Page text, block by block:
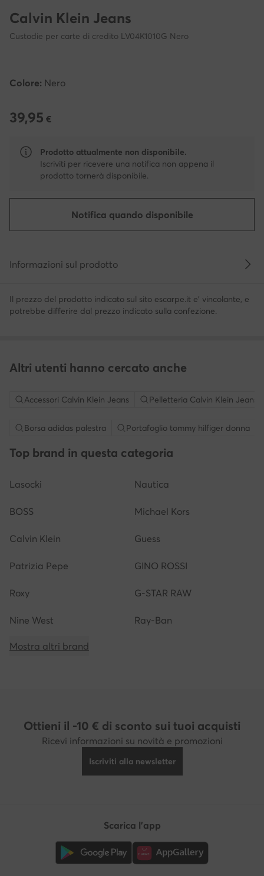
Calvin Klein Jeans
Custodie per carte di credito LV04K1010G Nero
Colore: Nero
39,95 €
39,95 €
Prodotto attualmente non disponibile.
Iscriviti per ricevere una notifica non appena il
prodotto tornerà disponibile.
Notifica quando disponibile
Informazioni sul prodotto
Il prezzo del prodotto indicato sul sito escarpe.it e' vincolante, e
potrebbe differire dal prezzo indicato sulla confezione.
Altri utenti hanno cercato anche
Accessori Calvin Klein Jeans Pelletteria Calvin Klein Jeans
Borsa adidas palestra Portafoglio tommy hilfiger donna
Top brand in questa categoria
Lasocki Nautica
BOSS Michael Kors
Calvin Klein Guess
Patrizia Pepe GINO ROSSI
Roxy G-STAR RAW
Nine West Ray-Ban
Mostra altri brand
Ottieni il -10 € di sconto sui tuoi acquisti
Ricevi informazioni su novità e promozioni
Iscriviti alla newsletter
Scarica l'app